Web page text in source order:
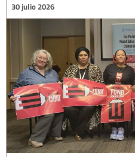
30 julio 2026